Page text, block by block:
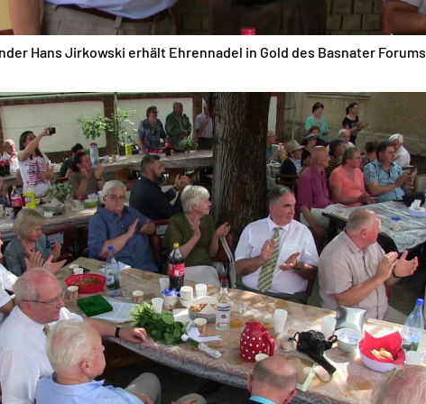
Hans Jirkowski erhält Ehrennadel in Gold des Basnater Forums